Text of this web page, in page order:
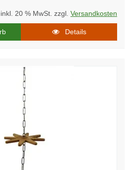
inkl. 20 % MwSt. zzgl. Versandkosten
Details